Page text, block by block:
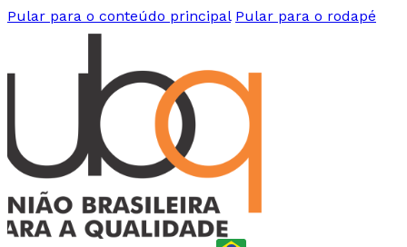
Pular para o conteúdo principal Pular para o rodapé